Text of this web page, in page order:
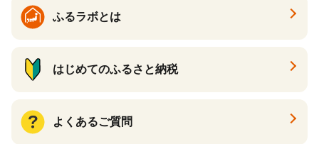
ふるラボとは
はじめてのふるさと納税
よくあるご質問